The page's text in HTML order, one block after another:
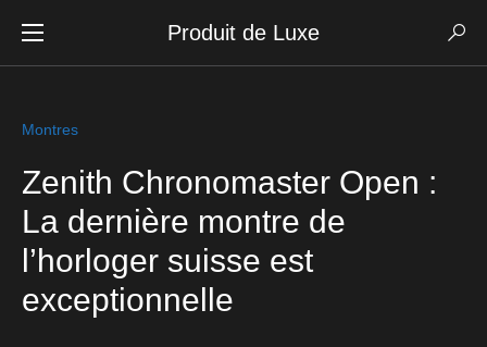
Produit de Luxe
Montres
Zenith Chronomaster Open :
La dernière montre de
l’horloger suisse est
exceptionnelle